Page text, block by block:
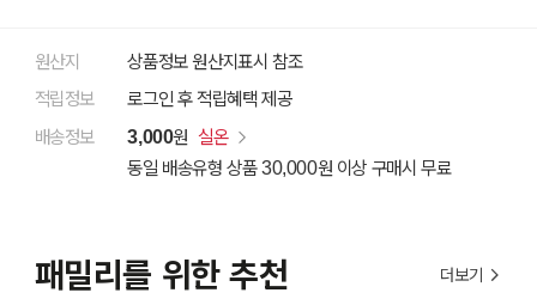
원산지
상품정보 원산지표시 참조
적립정보
로그인 후 적립혜택 제공
배송정보
3,000원 실온
동일 배송유형 상품 30,000원 이상 구매시 무료
패밀리를 위한 추천 더보기